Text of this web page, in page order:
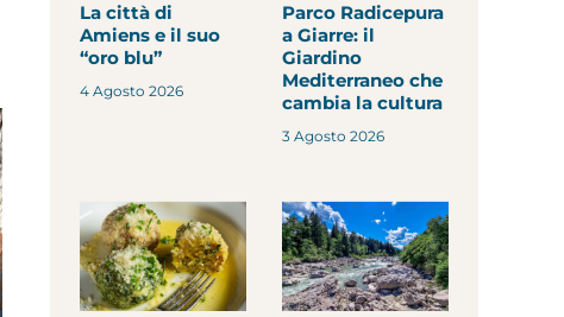
La città di
Amiens e il suo
“oro blu”
4 Agosto 2026
Parco Radicepura
a Giarre: il
Giardino
Mediterraneo che
cambia la cultura
3 Agosto 2026